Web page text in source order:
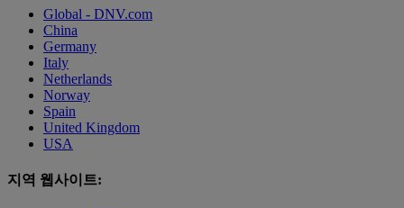
Global - DNV.com
China
Germany
Italy
Netherlands
Norway
Spain
United Kingdom
USA
지역 웹사이트: